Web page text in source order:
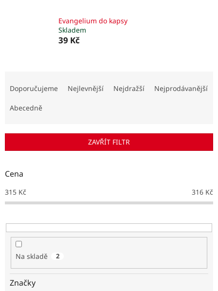
Evangelium do kapsy
Skladem
39 Kč
r
d
k
t
Doporučujeme Nejlevnější Nejdražší Nejprodávanější
Abecedně
ZAVŘÍT FILTR
Cena
315 Kč 316 Kč
Na skladě 2
Značky